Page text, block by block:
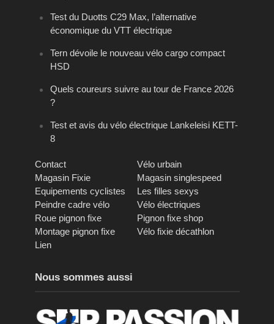
Test du Duotts C29 Max, l’alternative
économique du VTT électrique
Tern dévoile le nouveau vélo cargo compact
HSD
Quels coureurs suivre au tour de France 2026
?
Test et avis du vélo électrique Lankeleisi KETT-
8
Contact
Vélo urbain
Magasin Fixie
Magasin singlespeed
Equipements cyclistes
Les filles sexys
Peindre cadre vélo
Vélo électriques
Roue pignon fixe
Pignon fixe shop
Montage pignon fixe
Vélo fixie décathlon
Lien
Nous sommes aussi